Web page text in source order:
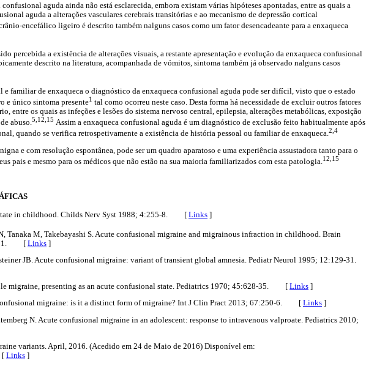
aguda ainda não está esclarecida, embora existam várias hipóteses apontadas, entre as quais a
aguda a alterações vasculares cerebrais transitórias e ao mecanismo de depressão cortical
encefálico ligeiro é descrito também nalguns casos como um fator desencadeante para a enxaqueca
percebida a existência de alterações visuais, a restante apresentação e evolução da enxaqueca confusional
descrito na literatura, acompanhada de vómitos, sintoma também já observado nalguns casos
e familiar de enxaqueca o diagnóstico da enxaqueca confusional aguda pode ser difícil, visto que o estado
e único sintoma presente1 tal como ocorreu neste caso. Desta forma há necessidade de excluir outros fatores
entre os quais as infeções e lesões do sistema nervoso central, epilepsia, alterações metabólicas, exposição
abuso.5,12,15 Assim a enxaqueca confusional aguda é um diagnóstico de exclusão feito habitualmente após
quando se verifica retrospetivamente a existência de história pessoal ou familiar de enxaqueca.2,4
e com resolução espontânea, pode ser um quadro aparatoso e uma experiência assustadora tanto para o
pais e mesmo para os médicos que não estão na sua maioria familiarizados com esta patologia.12,15
in childhood. Childs Nerv Syst 1988; 4:255-8. [ Links ]
Tanaka M, Takebayashi S. Acute confusional migraine and migrainous infraction in childhood. Brain
51. [ Links ]
JB. Acute confusional migraine: variant of transient global amnesia. Pediatr Neurol 1995; 12:129-31.
migraine, presenting as an acute confusional state. Pediatrics 1970; 45:628-35. [ Links ]
migraine: is it a distinct form of migraine? Int J Clin Pract 2013; 67:250-6. [ Links ]
N. Acute confusional migraine in an adolescent: response to intravenous valproate. Pediatrics 2010;
variants. April, 2016. (Acedido em 24 de Maio de 2016) Disponível em:
Links ]